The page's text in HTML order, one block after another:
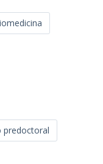
predoctoral